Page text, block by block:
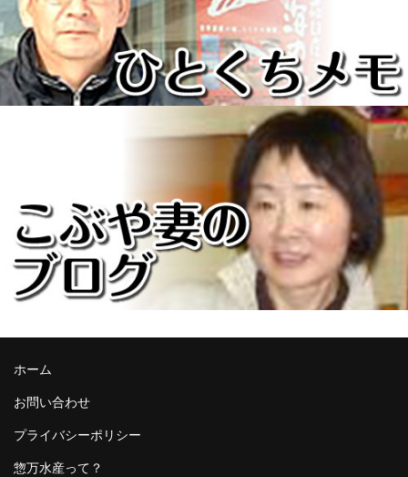
ホーム
お問い合わせ
プライバシーポリシー
惣万水産って？